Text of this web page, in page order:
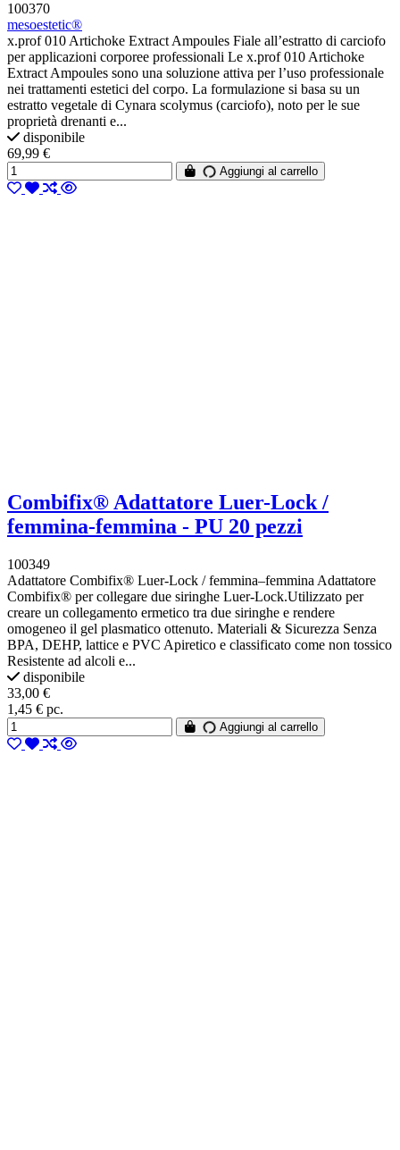
100370
mesoestetic®
x.prof 010 Artichoke Extract Ampoules Fiale all’estratto di carciofo
per applicazioni corporee professionali Le x.prof 010 Artichoke
Extract Ampoules sono una soluzione attiva per l’uso professionale
nei trattamenti estetici del corpo. La formulazione si basa su un
estratto vegetale di Cynara scolymus (carciofo), noto per le sue
proprietà drenanti e...
disponibile
69,99 €
Aggiungi al carrello
Combifix® Adattatore Luer-Lock /
femmina-femmina - PU 20 pezzi
100349
Adattatore Combifix® Luer-Lock / femmina–femmina Adattatore
Combifix® per collegare due siringhe Luer-Lock.Utilizzato per
creare un collegamento ermetico tra due siringhe e rendere
omogeneo il gel plasmatico ottenuto. Materiali & Sicurezza Senza
BPA, DEHP, lattice e PVC Apiretico e classificato come non tossico
Resistente ad alcoli e...
disponibile
33,00 €
1,45 € pc.
Aggiungi al carrello